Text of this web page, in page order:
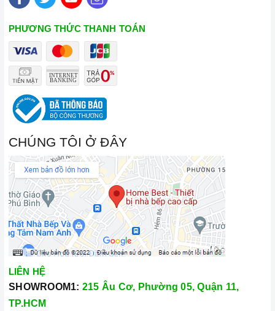
PHƯƠNG THỨC THANH TOÁN
CHÚNG TÔI Ở ĐÂY
LIÊN HỆ
SHOWROOM1: 215 Âu Cơ, Phường 05, Quận 11,
TP.HCM